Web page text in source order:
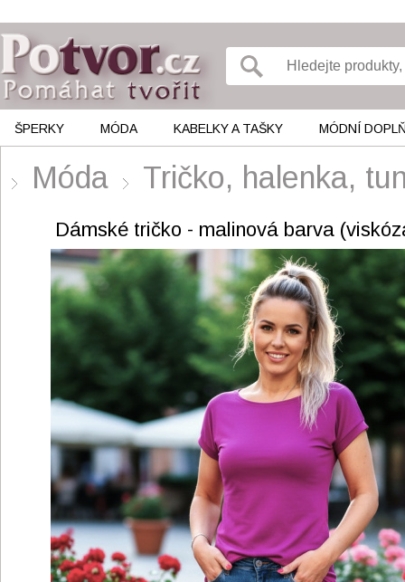
ŠPERKY MÓDA KABELKY A TAŠKY MÓDNÍ
Móda Tričko, halenka,
Dámské tričko - malinová barva